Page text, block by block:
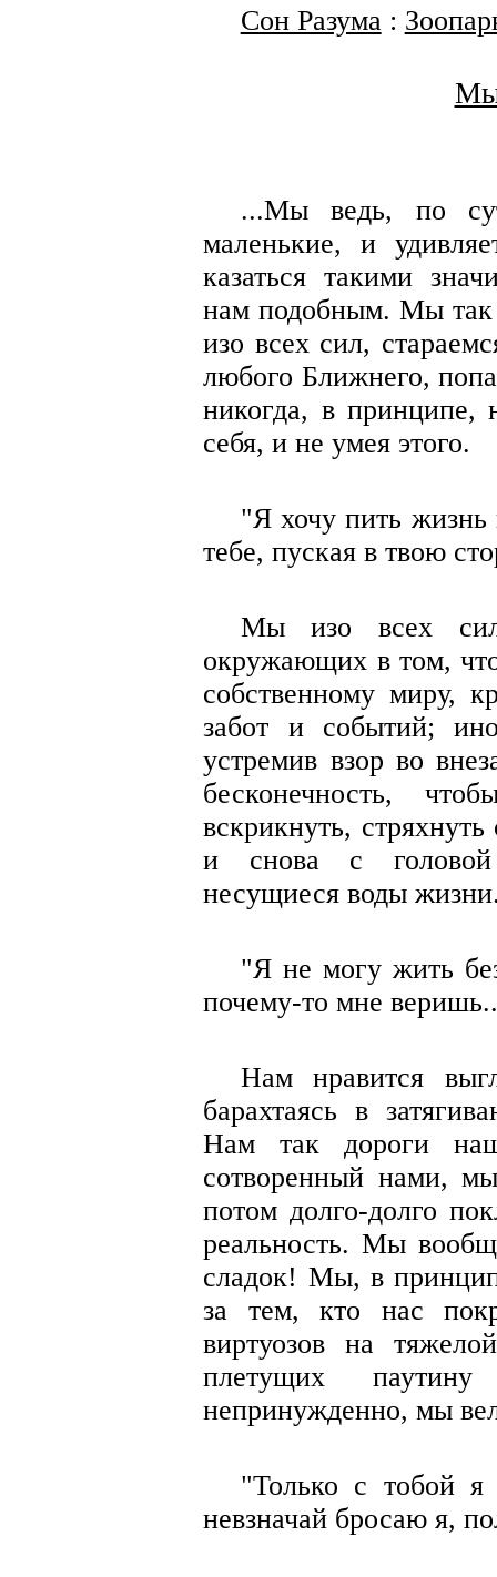
Сон Разума:
Мы
...Мы ведь, по
маленькие, и
казаться такими
нам подобным. Мы так
изо всех сил,
любого Ближнего,
никогда, в
себя, и не умея этого.
"Я хочу пить
тебе, пуская в твою
Мы изо всех
окружающих в том,
собственному миру,
забот и событий;
устремив взор во
бесконечность,
вскрикнуть,
и снова с головой
несущиеся воды
"Я не могу жить
почему-то мне
Нам нравится
барахтаясь в
Нам так дороги
сотворенный нами, мы
потом долго-долго
реальность. Мы
сладок! Мы, в
за тем, кто нас
виртуозов на
плетущих
непринужденно, мы
"Только с тобой я
невзначай бросаю я,